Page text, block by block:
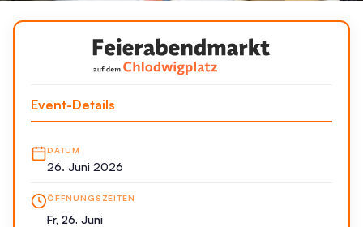
Event-Details
DATUM
26. Juni 2026
ÖFFNUNGSZEITEN
Fr, 26. Juni